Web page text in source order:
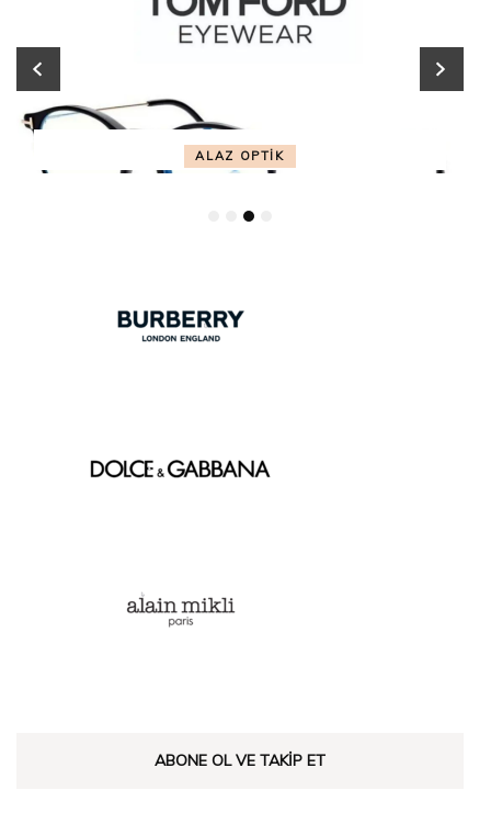
ALAZ OPTİK
ABONE OL VE TAKIP ET